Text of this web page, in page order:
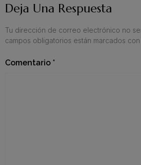
Deja Una Respuesta
Tu dirección de correo electrónico no
campos obligatorios están marcados con
Comentario *